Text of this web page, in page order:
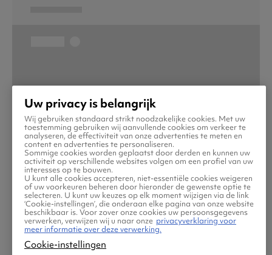
Uw privacy is belangrijk
Wij gebruiken standaard strikt noodzakelijke cookies. Met uw
toestemming gebruiken wij aanvullende cookies om verkeer te
analyseren, de effectiviteit van onze advertenties te meten en
content en advertenties te personaliseren.
Sommige cookies worden geplaatst door derden en kunnen uw
activiteit op verschillende websites volgen om een profiel van uw
interesses op te bouwen.
U kunt alle cookies accepteren, niet-essentiële cookies weigeren
of uw voorkeuren beheren door hieronder de gewenste optie te
selecteren. U kunt uw keuzes op elk moment wijzigen via de link
‘Cookie-instellingen’, die onderaan elke pagina van onze website
beschikbaar is. Voor zover onze cookies uw persoonsgegevens
verwerken, verwijzen wij u naar onze privacyverklaring voor
meer informatie over deze verwerking.
Cookie-instellingen